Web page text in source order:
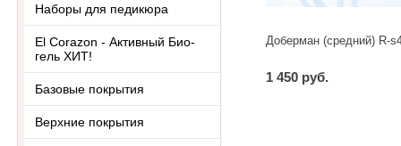
Доберман (средний) R-
1 450 руб.
Наборы для педикюра
El Corazon - Активный Био-
гель ХИТ!
Базовые покрытия
Верхние покрытия